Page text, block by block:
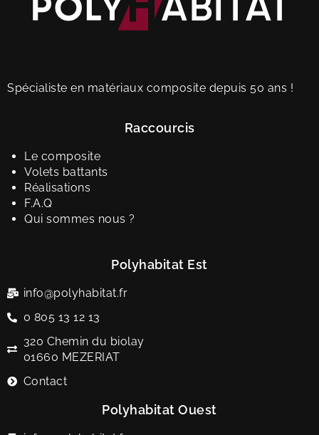
Spécialiste en matériaux composite depuis 50 ans !
Raccourcis
Le composite
Volets battants
Réalisations
F.A.Q
Qui sommes nous ?
Polyhabitat Est
info@polyhabitat.fr
0 805 13 12 13
320 Chemin du biolay
01660 MEZERIAT
Contact
Polyhabitat Ouest